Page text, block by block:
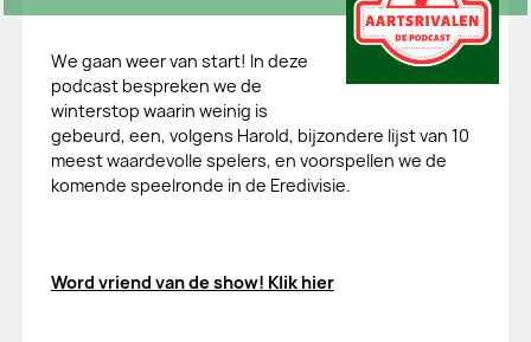
We gaan weer van start! In deze
podcast bespreken we de
winterstop waarin weinig is
gebeurd, een, volgens Harold, bijzondere lijst van 10
meest waardevolle spelers, en voorspellen we de
komende speelronde in de Eredivisie.
Word vriend van de show! Klik hier